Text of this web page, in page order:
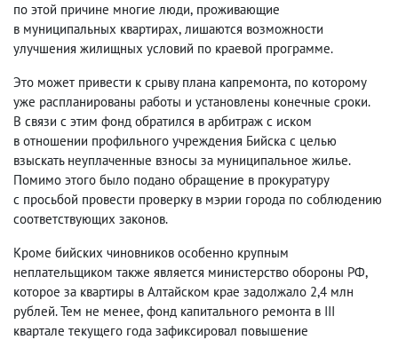
по этой причине многие люди, проживающие
в муниципальных квартирах, лишаются возможности
улучшения жилищных условий по краевой программе.
Это может привести к срыву плана капремонта, по которому
уже распланированы работы и установлены конечные сроки.
В связи с этим фонд обратился в арбитраж с иском
в отношении профильного учреждения Бийска с целью
взыскать неуплаченные взносы за муниципальное жилье.
Помимо этого было подано обращение в прокуратуру
с просьбой провести проверку в мэрии города по соблюдению
соответствующих законов.
Кроме бийских чиновников особенно крупным
неплательщиком также является министерство обороны РФ,
которое за квартиры в Алтайском крае задолжало 2,4 млн
рублей. Тем не менее, фонд капитального ремонта в III
квартале текущего года зафиксировал повышение